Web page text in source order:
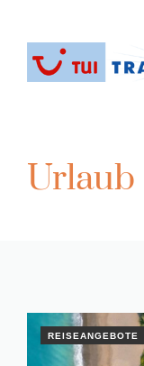
Inhalt
springen
Urlaub
REISEANGEBOTE